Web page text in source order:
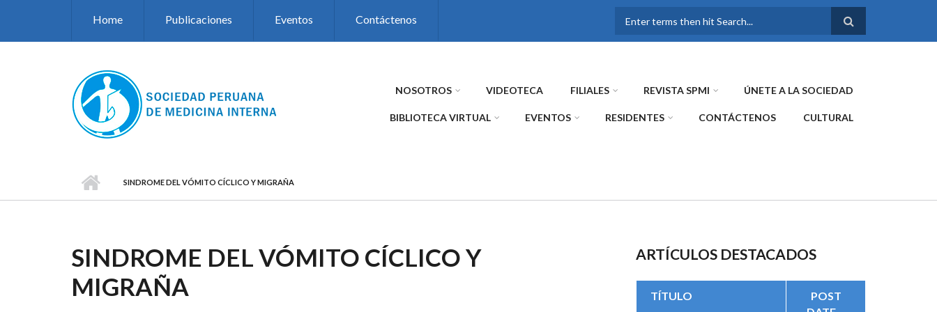
Home Publicaciones Eventos Contáctenos
FORMULARIO DE
NOSOTROS VIDEOTECA FILIALES REVISTA SPMI ÚNETE A LA SOCIEDAD
BIBLIOTECA VIRTUAL EVENTOS RESIDENTES CONTÁCTENOS CULTURAL
SINDROME DEL VÓMITO CÍCLICO Y MIGRAÑA
SINDROME DEL VÓMITO CÍCLICO Y
MIGRAÑA
ARTÍCULOS DESTACADOS
TÍTULO
POST